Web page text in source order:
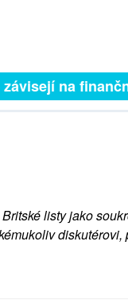
na
listy jako